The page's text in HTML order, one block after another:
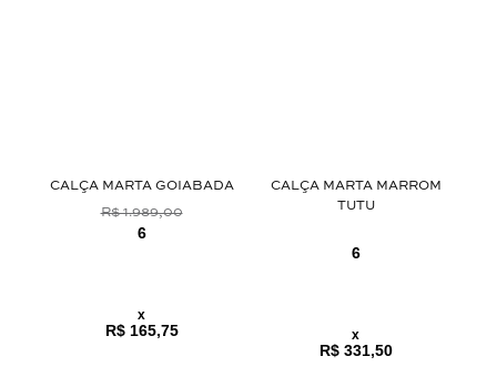
CALÇA MARTA GOIABADA
R$ 1.989,00
6
x
R$ 165,75
CALÇA MARTA MARROM
TUTU
6
x
R$ 331,50